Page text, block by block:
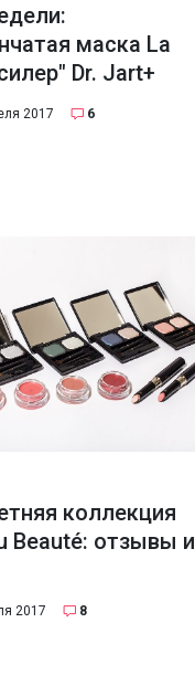
маска La
Dr. Jart+
2017 6
коллекция
Beauté: отзывы и
2017 8